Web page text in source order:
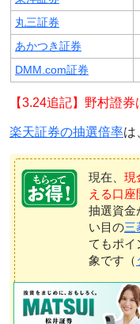
丸三証券
あかつき証券
DMM.com証券
【3.24追記】野村證
楽天証券の抽選倍率は
現在、 現
える口
抽選資金
い目の三
てもポイ
象です（